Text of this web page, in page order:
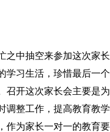
之中抽空来参加这次家
学习生活，珍惜最后一
召开这次家长会主要是
调整工作，提高教育教
作为家长一对一的教育